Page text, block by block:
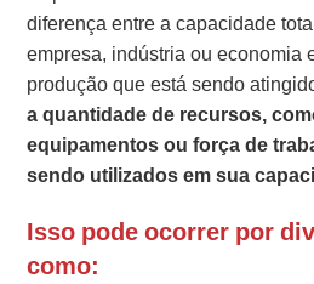
diferença entre a capacidade
empresa, indústria ou economia
produção que está sendo
a quantidade de recursos,
equipamentos ou força de
sendo utilizados em sua
Isso pode ocorrer por
como: